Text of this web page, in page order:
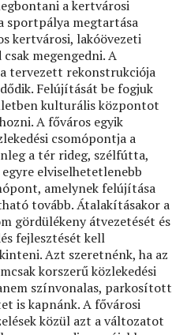
a kertvárosi
sportpálya megtartása
kertvárosi, lakóövezeti
megengedni. A
tervezett rekonstrukciója
Felújítását be fogjuk
kulturális központot
A főváros egyik
csomópontja a
a tér rideg, szélfútta,
elviselhetetlenebb
amelynek felújítása
tovább. Átalakításakor a
gördülékeny átvezetését és
fejlesztését kell
Azt szeretnénk, ha az
korszerű közlekedési
színvonalas, parkosított
is kapnánk. A fővárosi
közül azt a változatot